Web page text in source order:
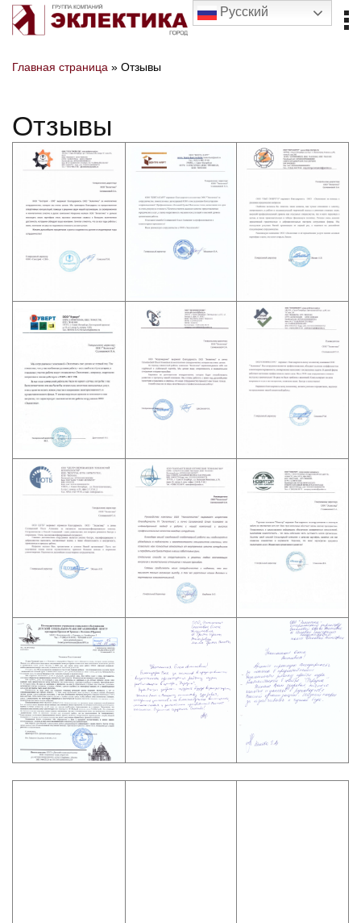
Главная страница » Отзывы
Отзывы
Русский